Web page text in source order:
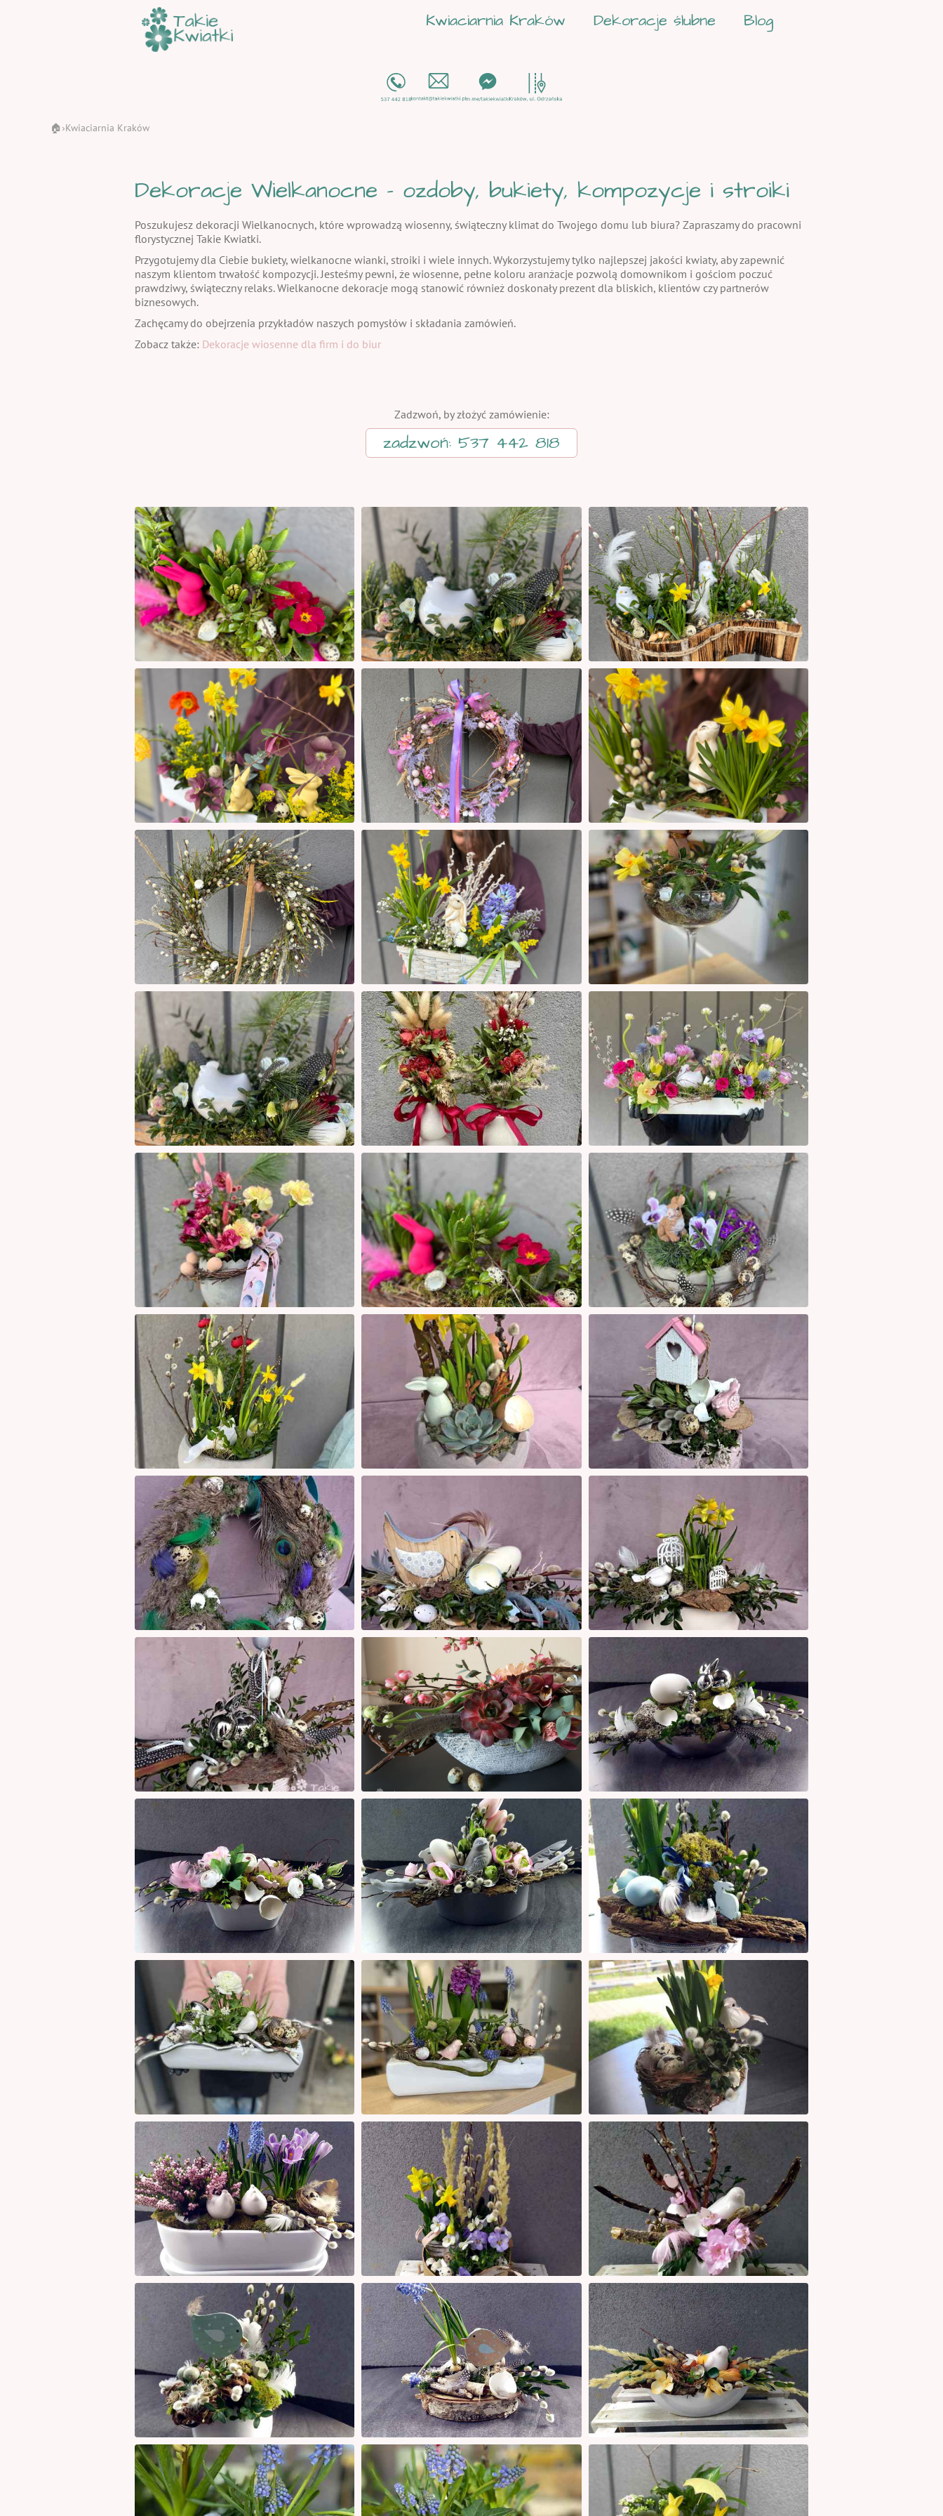
Kwiaciarnia Kraków Dekoracje ślubne Blog
🏠 ›Kwiaciarnia Kraków
Dekoracje Wielkanocne - ozdoby, bukiety, kompozycje i stroiki
Poszukujesz dekoracji Wielkanocnych, które wprowadzą wiosenny, świąteczny klimat do Twojego domu lub biura? Zapraszamy do pracowni
florystycznej Takie Kwiatki.
Przygotujemy dla Ciebie bukiety, wielkanocne wianki, stroiki i wiele innych. Wykorzystujemy tylko najlepszej jakości kwiaty, aby zapewnić
naszym klientom trwałość kompozycji. Jesteśmy pewni, że wiosenne, pełne koloru aranżacje pozwolą domownikom i gościom poczuć
prawdziwy, świąteczny relaks. Wielkanocne dekoracje mogą stanowić również doskonały prezent dla bliskich, klientów czy partnerów
biznesowych.
Zachęcamy do obejrzenia przykładów naszych pomysłów i składania zamówień.
Zobacz także: Dekoracje wiosenne dla firm i do biur
Zadzwoń, by złożyć zamówienie:
zadzwoń: 537 442 818